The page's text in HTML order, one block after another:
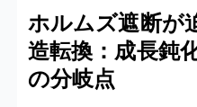
ホルムズ遮断が
造転換：成長鈍
の分岐点